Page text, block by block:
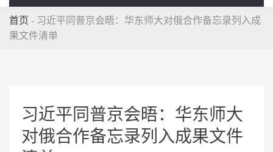
首页 - 习近平同普京会晤：华东师大对俄合作备忘录列入成
果文件清单
习近平同普京会晤：华东师大
对俄合作备忘录列入成果文件